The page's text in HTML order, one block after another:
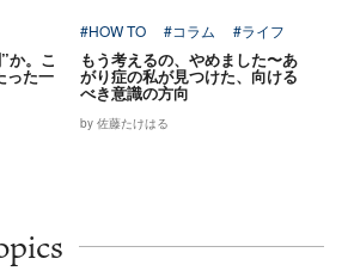
か。こ
った一
#HOW TO #コラム #ライフ
もう考えるの、やめました〜あ
がり症の私が見つけた、向ける
べき意識の方向
by 佐藤たけはる